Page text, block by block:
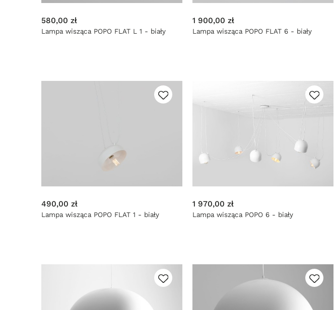
580,00 zł
Lampa wisząca POPO FLAT L 1 - biały
1 900,00 zł
Lampa wisząca POPO FLAT 6 - biały
490,00 zł
Lampa wisząca POPO FLAT 1 - biały
1 970,00 zł
Lampa wisząca POPO 6 - biały